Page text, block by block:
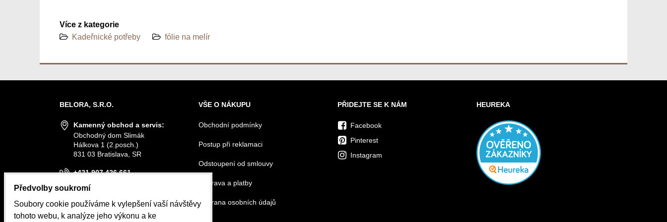
Více z kategorie
Kadeřnické potřeby
fólie na melír
BELORA, S.R.O.
Kamenný obchod a servis:
Obchodný dom Slimák
Hálkova 1 (2.posch.)
831 03 Bratislava, SR
+421 907 426 661
info@belora.sk
Otevírací hodiny
VŠE O NÁKUPU
Obchodní podmínky
Postup při reklamaci
Odstoupení od smlouvy
Doprava a platby
Ochrana osobních údajů
PŘIDEJTE SE K NÁM
Facebook
Pinterest
Instagram
HEUREKA
Předvolby soukromí
Soubory cookie používáme k vylepšení vaší návštěvy
tohoto webu, k analýze jeho výkonu a ke